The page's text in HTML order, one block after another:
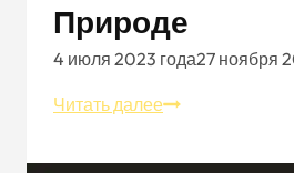
Природе
4 июля 2023 года27 ноября
Читать далееШляпа-
Safari